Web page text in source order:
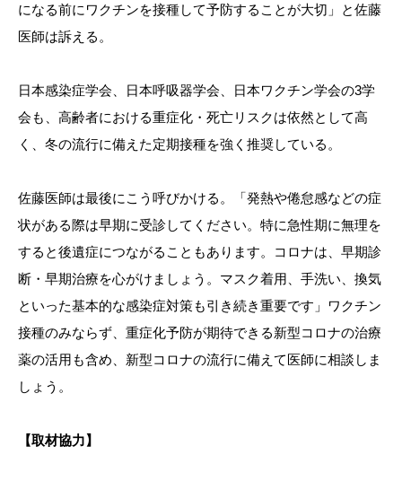
になる前にワクチンを接種して予防することが大切」と佐藤
医師は訴える。
日本感染症学会、日本呼吸器学会、日本ワクチン学会の3学
会も、高齢者における重症化・死亡リスクは依然として高
く、冬の流行に備えた定期接種を強く推奨している。
佐藤医師は最後にこう呼びかける。「発熱や倦怠感などの症
状がある際は早期に受診してください。特に急性期に無理を
すると後遺症につながることもあります。コロナは、早期診
断・早期治療を心がけましょう。マスク着用、手洗い、換気
といった基本的な感染症対策も引き続き重要です」ワクチン
接種のみならず、重症化予防が期待できる新型コロナの治療
薬の活用も含め、新型コロナの流行に備えて医師に相談しま
しょう。
【取材協力】